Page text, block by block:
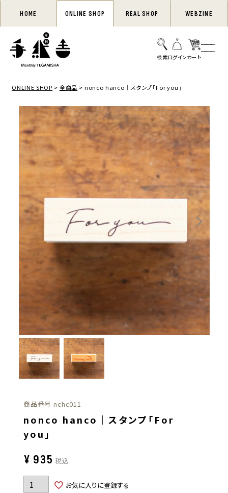
HOME ONLINE SHOP REAL SHOP WEBZINE
ONLINE SHOP 全商品 nonco hanco｜スタンプ「For you」
商品番号 nchc011
nonco hanco｜スタンプ「For
you」
¥ 935 税込
お気に入りに登録する